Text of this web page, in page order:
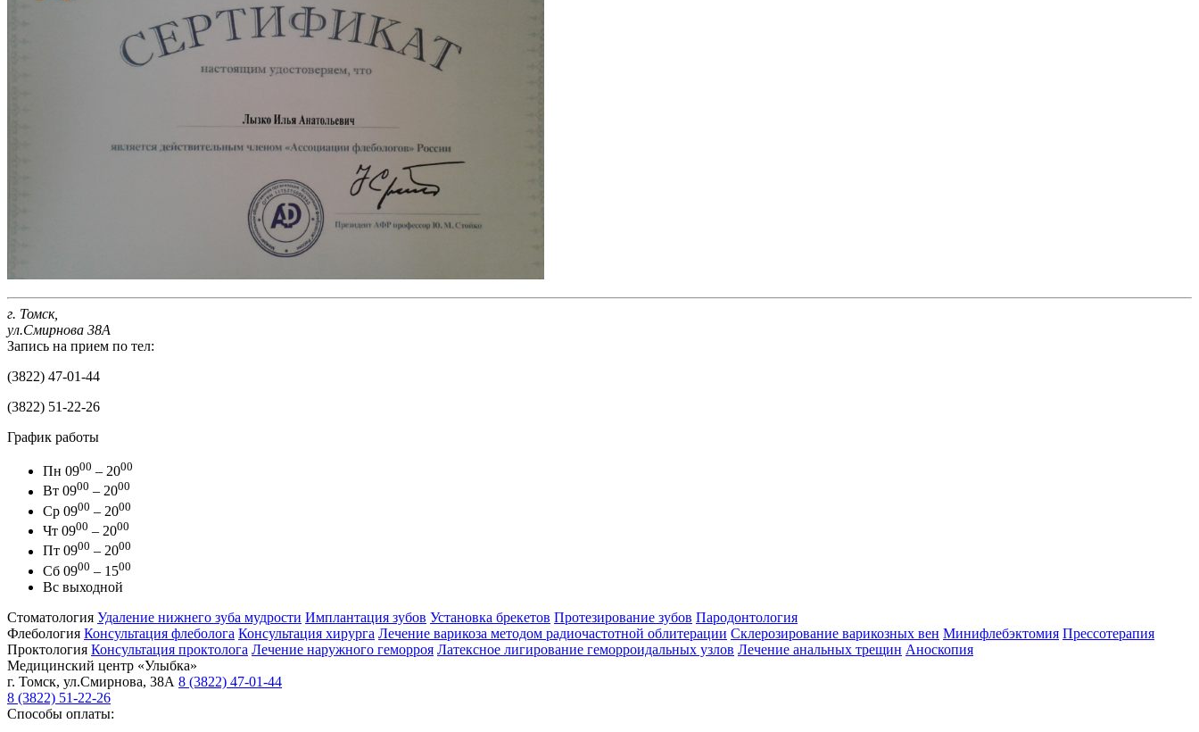
г. Томск,
ул.Смирнова 38А
Запись на прием по тел:
(3822) 47-01-44
(3822) 51-22-26
График работы
Пн 0900 – 2000
Вт 0900 – 2000
Ср 0900 – 2000
Чт 0900 – 2000
Пт 0900 – 2000
Сб 0900 – 1500
Вс выходной
Стоматология Удаление нижнего зуба мудрости Имплантация зубов Установка брекетов Протезирование зубов Пародонтология
Флебология Консультация флеболога Консультация хирурга Лечение варикоза методом радиочастотной облитерации Склерозирование варикозных вен Минифлебэктомия Прессотерапия
Проктология Консультация проктолога Лечение наружного геморроя Латексное лигирование геморроидальных узлов Лечение анальных трещин Аноскопия
Медицинский центр «Улыбка»
г. Томск, ул.Смирнова, 38А 8 (3822) 47-01-44
8 (3822) 51-22-26
Способы оплаты: